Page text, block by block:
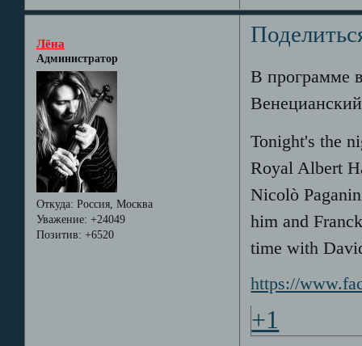
Лёна
Администратор
Откуда: Россия, Москва
Уважение: +24049
Позитив: +6520
В программе
Tonight's the
Royal Albert
Nicolò
him and
time with
https://
+1